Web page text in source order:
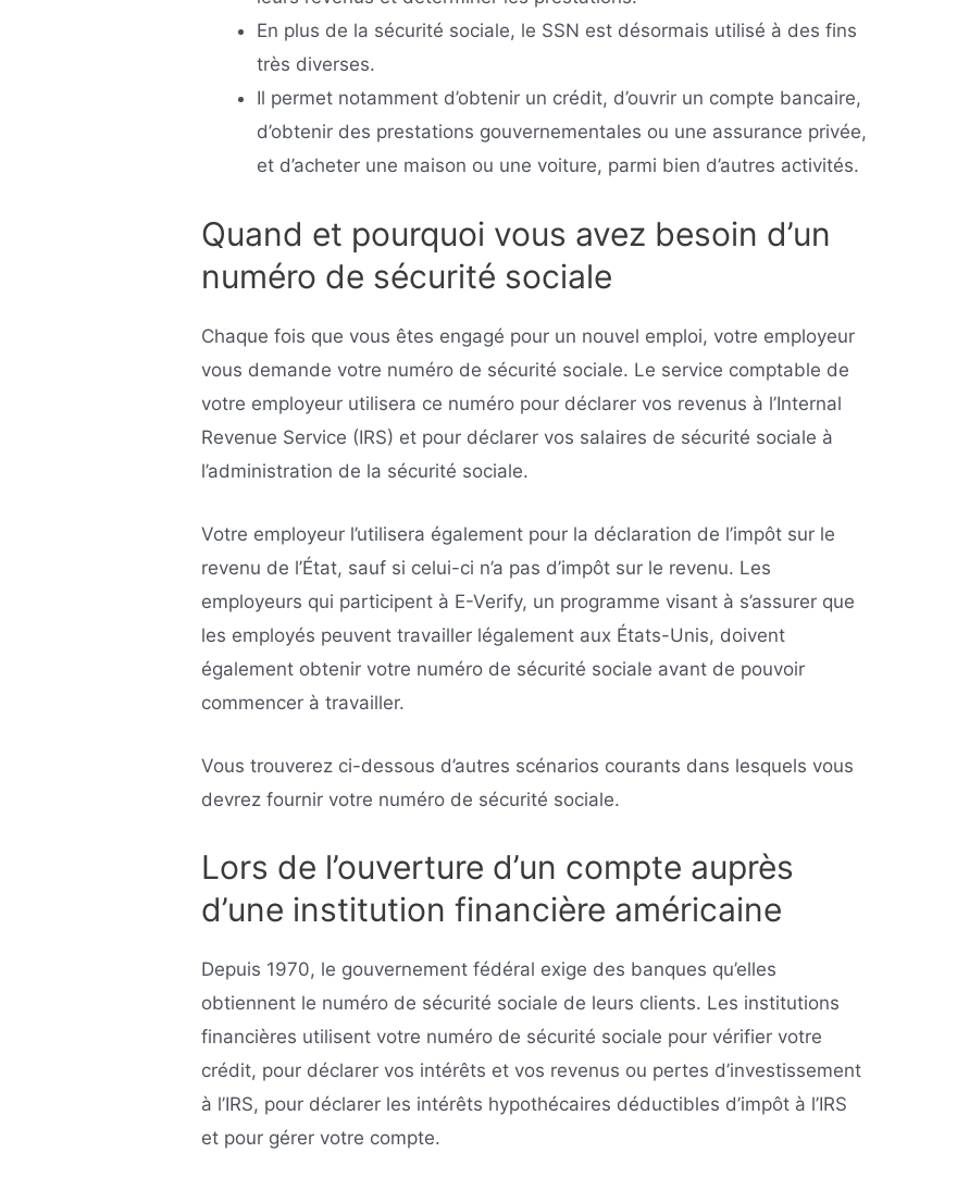
En plus de la sécurité sociale, le SSN est désormais utilisé à des fins
très diverses.
Il permet notamment d’obtenir un crédit, d’ouvrir un compte bancaire,
d’obtenir des prestations gouvernementales ou une assurance privée,
et d’acheter une maison ou une voiture, parmi bien d’autres activités.
Quand et pourquoi vous avez besoin d’un
numéro de sécurité sociale
Chaque fois que vous êtes engagé pour un nouvel emploi, votre employeur
vous demande votre numéro de sécurité sociale. Le service comptable de
votre employeur utilisera ce numéro pour déclarer vos revenus à l’Internal
Revenue Service (IRS) et pour déclarer vos salaires de sécurité sociale à
l’administration de la sécurité sociale.
Votre employeur l’utilisera également pour la déclaration de l’impôt sur le
revenu de l’État, sauf si celui-ci n’a pas d’impôt sur le revenu. Les
employeurs qui participent à E-Verify, un programme visant à s’assurer que
les employés peuvent travailler légalement aux États-Unis, doivent
également obtenir votre numéro de sécurité sociale avant de pouvoir
commencer à travailler.
Vous trouverez ci-dessous d’autres scénarios courants dans lesquels vous
devrez fournir votre numéro de sécurité sociale.
Lors de l’ouverture d’un compte auprès
d’une institution financière américaine
Depuis 1970, le gouvernement fédéral exige des banques qu’elles
obtiennent le numéro de sécurité sociale de leurs clients. Les institutions
financières utilisent votre numéro de sécurité sociale pour vérifier votre
crédit, pour déclarer vos intérêts et vos revenus ou pertes d’investissement
à l’IRS, pour déclarer les intérêts hypothécaires déductibles d’impôt à l’IRS
et pour gérer votre compte.